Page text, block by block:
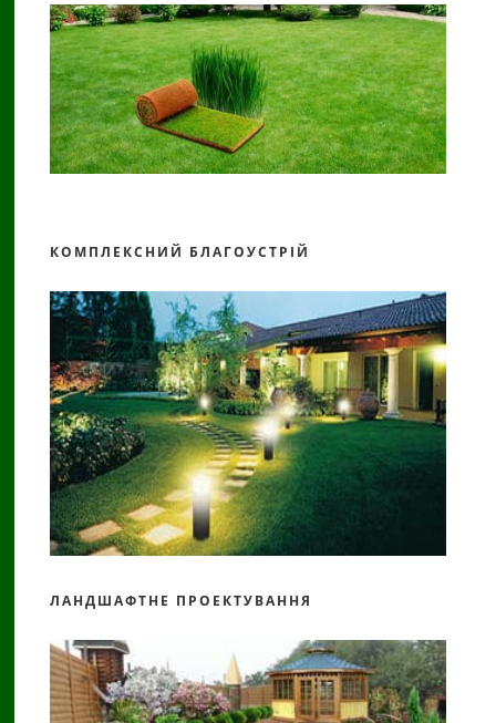
КОМПЛЕКСНИЙ БЛАГОУСТРІЙ
ЛАНДШАФТНЕ ПРОЕКТУВАННЯ